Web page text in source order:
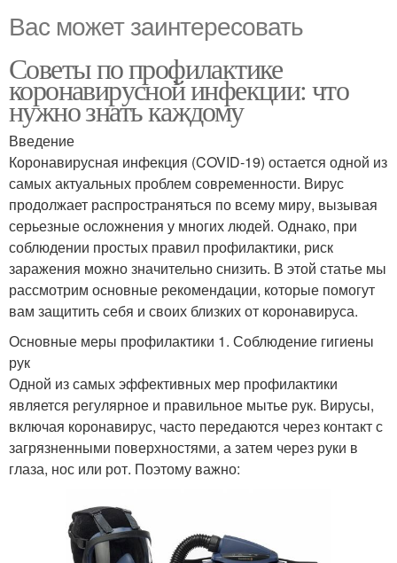
Вас может заинтересовать
Советы по профилактике
коронавирусной инфекции: что
нужно знать каждому
Введение
Коронавирусная инфекция (COVID-19) остается одной из
самых актуальных проблем современности. Вирус
продолжает распространяться по всему миру, вызывая
серьезные осложнения у многих людей. Однако, при
соблюдении простых правил профилактики, риск
заражения можно значительно снизить. В этой статье мы
рассмотрим основные рекомендации, которые помогут
вам защитить себя и своих близких от коронавируса.
Основные меры профилактики 1. Соблюдение гигиены
рук
Одной из самых эффективных мер профилактики
является регулярное и правильное мытье рук. Вирусы,
включая коронавирус, часто передаются через контакт с
загрязненными поверхностями, а затем через руки в
глаза, нос или рот. Поэтому важно: